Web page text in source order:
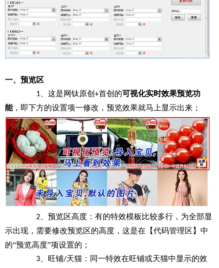
一、预览区
1 、这是网钛原创 +首创的可视化实时效果预览功
能，即下方的设置项一修改，预览效果就马上显示出来；
2、 预览区高度：有的特效模板比较多行，为全部显
示出现，需要修改预览区的高度，这是在 【代码管理区 】 中
的“预览高度”项设置的；
3、 旺铺/天猫：同一特效在旺铺或天猫中显示的效